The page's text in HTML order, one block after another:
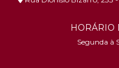
HORÁRIO
Segunda à